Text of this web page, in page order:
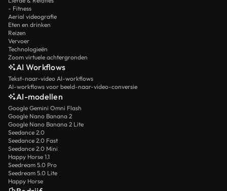
- Fitness
Aerial videografie
Eten en drinken
Reizen
Vervoer
Technologieën
Zoom virtuele achtergronden
AI Workflows
Tekst-naar-video AI-workflows
AI-workflows voor beeld-naar-video-conversie
AI-modellen
Google Gemini Omni Flash
Google Nano Banana 2
Google Nano Banana 2 Lite
Seedance 2.0
Seedance 2.0 Fast
Seedance 2.0 Mini
Happy Horse 1.1
Seedream 5.0 Pro
Seedream 5.0 Lite
Happy Horse